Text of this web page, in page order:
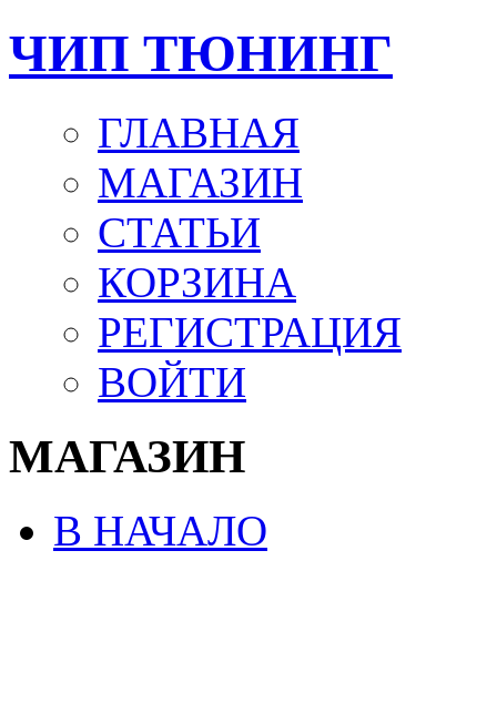
ЧИП ТЮНИНГ
ГЛАВНАЯ
МАГАЗИН
СТАТЬИ
КОРЗИНА
РЕГИСТРАЦИЯ
ВОЙТИ
МАГАЗИН
В НАЧАЛО